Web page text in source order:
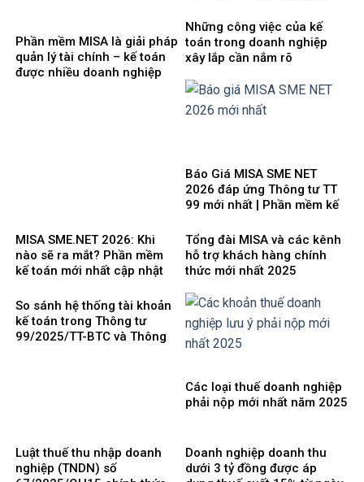
Phần mềm MISA là giải pháp
quản lý tài chính – kế toán
được nhiều doanh nghiệp
doanh
Những công việc của kế
toán trong doanh nghiệp
xây lắp cần nắm rõ
Báo Giá MISA SME NET
2026 đáp ứng Thông tư TT
99 mới nhất | Phần mềm kế
MISA SME.NET 2026: Khi
nào sẽ ra mắt? Phần mềm
kế toán mới nhất cập nhật
Tổng đài MISA và các kênh
hỗ trợ khách hàng chính
thức mới nhất 2025
So sánh hệ thống tài khoản
kế toán trong Thông tư
99/2025/TT-BTC và Thông
Các loại thuế doanh nghiệp
phải nộp mới nhất năm 2025
Luật thuế thu nhập doanh
nghiệp (TNDN) số
Doanh nghiệp doanh thu
dưới 3 tỷ đồng được áp